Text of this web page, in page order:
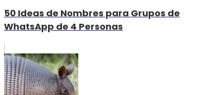
50 Ideas de Nombres para Grupos de
WhatsApp de 4 Personas